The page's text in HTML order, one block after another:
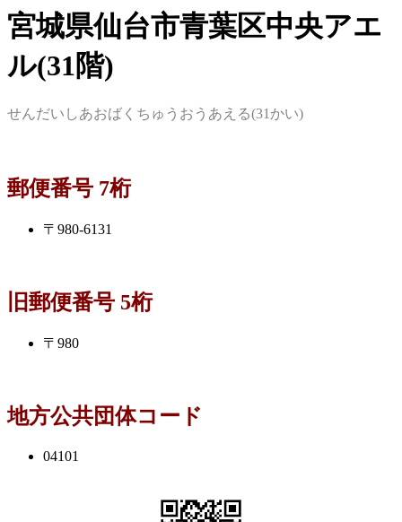
宮城県仙台市青葉区中央アエ
ル(31階)
せんだいしあおばくちゅうおうあえる(31かい)
郵便番号 7桁
〒980-6131
旧郵便番号 5桁
〒980
地方公共団体コード
04101